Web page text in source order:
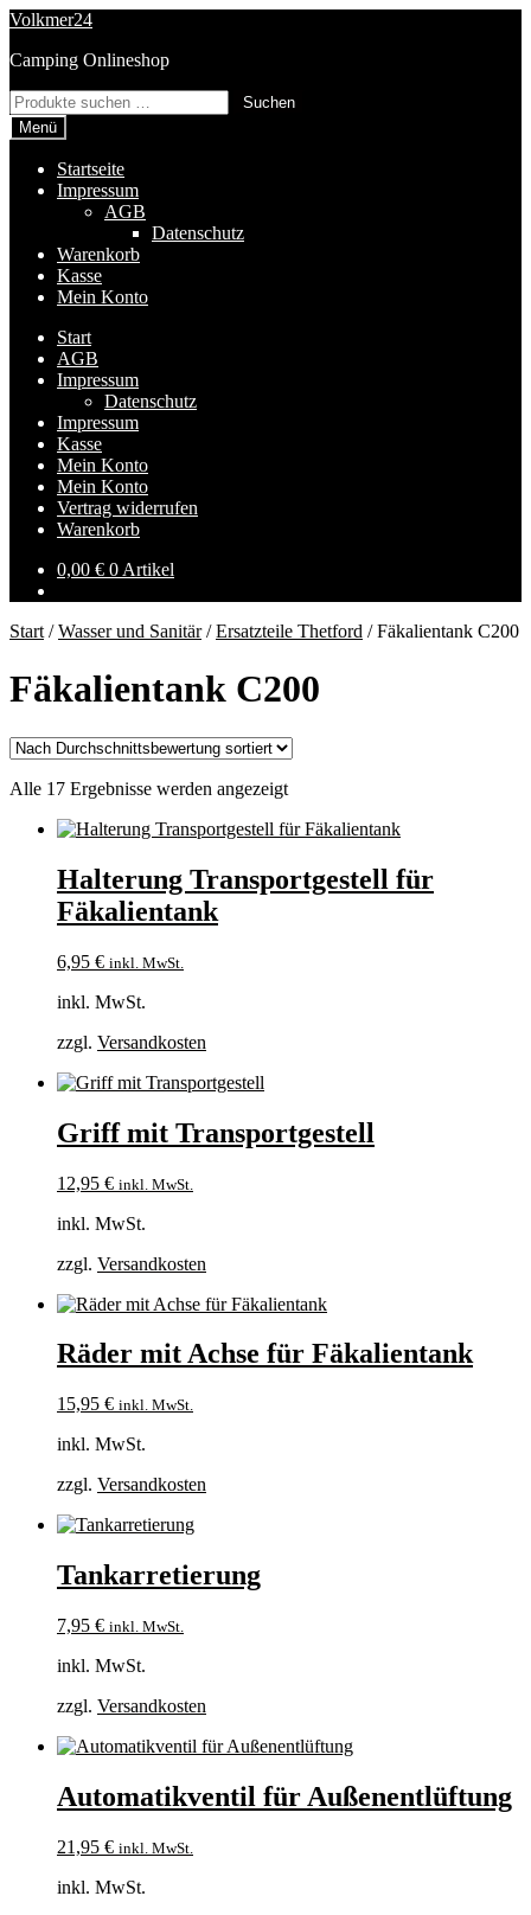
Zur
springen
Zum
springen
Volkmer24
Camping Onlineshop
Suchen
nach:
Suchen
Menü
Startseite
Impressum
AGB
Datenschutz
Warenkorb
Kasse
Mein Konto
Start
AGB
Impressum
Datenschutz
Impressum
Kasse
Mein Konto
Mein Konto
Vertrag widerrufen
Warenkorb
0,00 € 0 Artikel
Start /Wasser und Sanitär/Ersatzteile Thetford /Fäkalientank C200
Fäkalientank C200
Alle 17 Ergebnisse werden angezeigtNach
sortiert
Halterung Transportgestell für
Fäkalientank
6,95 € inkl. MwSt.
inkl. MwSt.
zzgl. Versandkosten
Griff mit Transportgestell
12,95 € inkl. MwSt.
inkl. MwSt.
zzgl. Versandkosten
Räder mit Achse für Fäkalientank
15,95 € inkl. MwSt.
inkl. MwSt.
zzgl. Versandkosten
Tankarretierung
7,95 € inkl. MwSt.
inkl. MwSt.
zzgl. Versandkosten
Automatikventil für Außenentlüftung
21,95 € inkl. MwSt.
inkl. MwSt.